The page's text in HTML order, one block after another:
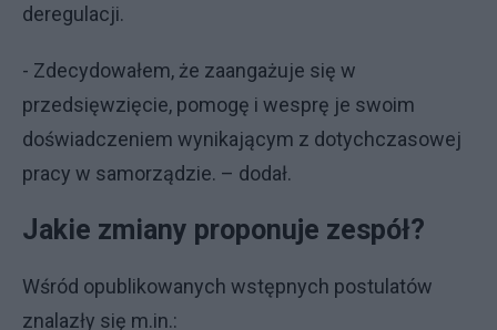
deregulacji.
- Zdecydowałem, że zaangażuje się w
przedsięwzięcie, pomogę i wesprę je swoim
doświadczeniem wynikającym z dotychczasowej
pracy w samorządzie. – dodał.
Jakie zmiany proponuje zespół?
Wśród opublikowanych wstępnych postulatów
znalazły się m.in.: